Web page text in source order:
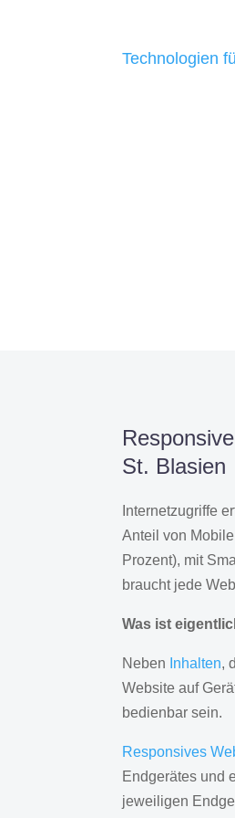
Technologien
St. Blasien
Internetzugriffe
Anteil von
Prozent), mit
braucht jede
Was ist
Neben Inhalten,
Website auf
bedienbar sein.
Responsives
Endgerätes und
jeweiligen